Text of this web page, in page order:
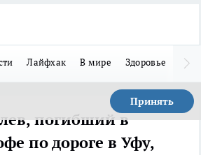
Лайфхак В мире Здоровье
Принять
погибший в
по дороге в Уфу,